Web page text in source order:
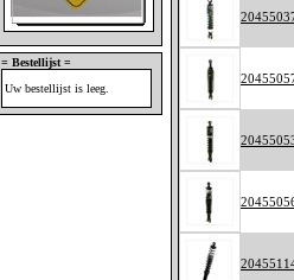
= Bestellijst =
Uw bestellijst is leeg.